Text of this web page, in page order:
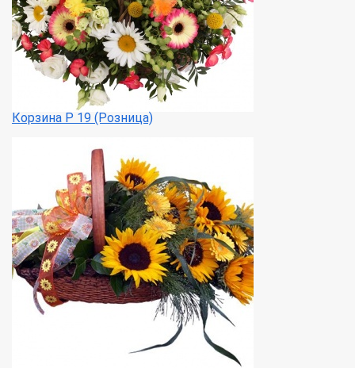
Корзина Р 19 (Розница)